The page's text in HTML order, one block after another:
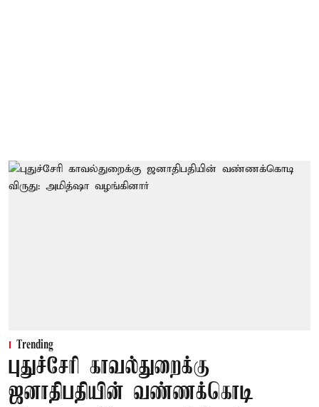
Trending
புதுச்சேரி காவல்துறைக்கு
ஜனாதிபதியின் வண்ணக்கொடி